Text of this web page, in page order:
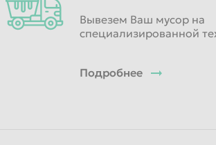
Вывезем Ваш мусор на
специализированной
Подробнее